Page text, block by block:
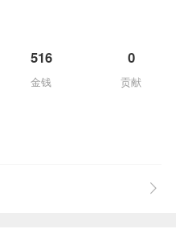
516
金钱
0
贡献